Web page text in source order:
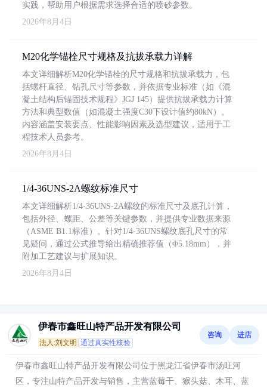
实践，帮助用户根据需求选择合适的喷砂参数。
2026年8月4日
M20化学锚栓尺寸规格及抗拔承载力详解
本文详细解析M20化学锚栓的尺寸规格和抗拔承载力，包
括螺杆直径、钻孔尺寸等参数，并依据专业标准（如《混
凝土结构后锚固技术规程》JGJ 145）提供抗拔承载力计算
方法和典型数值（如混凝土强度C30下设计值约80kN）。
内容涵盖安装要点、性能影响因素及选型建议，适用于工
程技术人员参考。
2026年8月4日
1/4-36UNS-2A螺纹标准尺寸
本文详细解析1/4-36UNS-2A螺纹的标准尺寸及底孔计算，
包括外径、螺距、公差等关键参数，并提供专业数据来源
（ASME B1.1标准）。针对1/4-36UNS螺纹底孔尺寸的常
见疑问，通过公式推导给出精确推荐值（Φ5.18mm），并
附加工艺建议与扩展知识。
2026年8月4日
伊春市鑫旺山特产品开发有限公司
法人:刘文明 通过真实性核验
咨询 进店
伊春市鑫旺山特产品开发有限公司位于黑龙江省伊春市汤旺河
区，专注山特产品开发与销售，主营蓝莓干、猴头菇、木耳、蓝